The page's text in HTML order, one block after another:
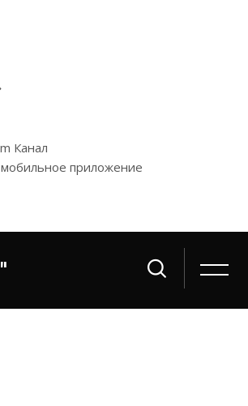
Канал
мобильное приложение